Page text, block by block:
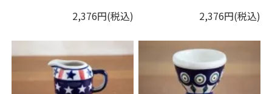
2,376円(税込) 2,376円(税込)